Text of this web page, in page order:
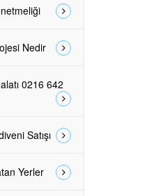
Nedir
0216 642
Satışı
Yerler